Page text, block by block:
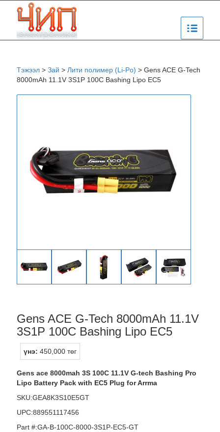
Тэжээл> Зай > Лити полимер (Li-Po) > Gens ACE G-Tech
8000mAh 11.1V 3S1P 100C Bashing Lipo EC5
Gens ACE G-Tech 8000mAh 11.1V
3S1P 100C Bashing Lipo EC5
үнэ: 450,000 төг
Gens ace 8000mah 3S 100C 11.1V G-tech Bashing Pro
Lipo Battery Pack with EC5 Plug for Arrma
SKU:GEA8K3S10E5GT
UPC:889551117456
Part #:GA-B-100C-8000-3S1P-EC5-GT